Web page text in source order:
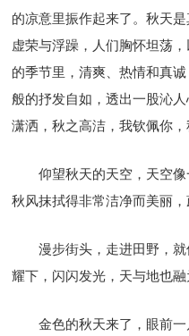
的凉意里振作起来了。秋天
虚荣与浮躁，人们胸怀坦荡
的季节里，清爽、热情和真
般的抒发自如，透出一股沁
潇洒，秋之高洁，我钦佩你，
仰望秋天的天空，天空
秋风抹拭得非常洁净而美丽
漫步街头，走进田野，
耀下，闪闪发光，天与地也
金色的秋天来了，眼前